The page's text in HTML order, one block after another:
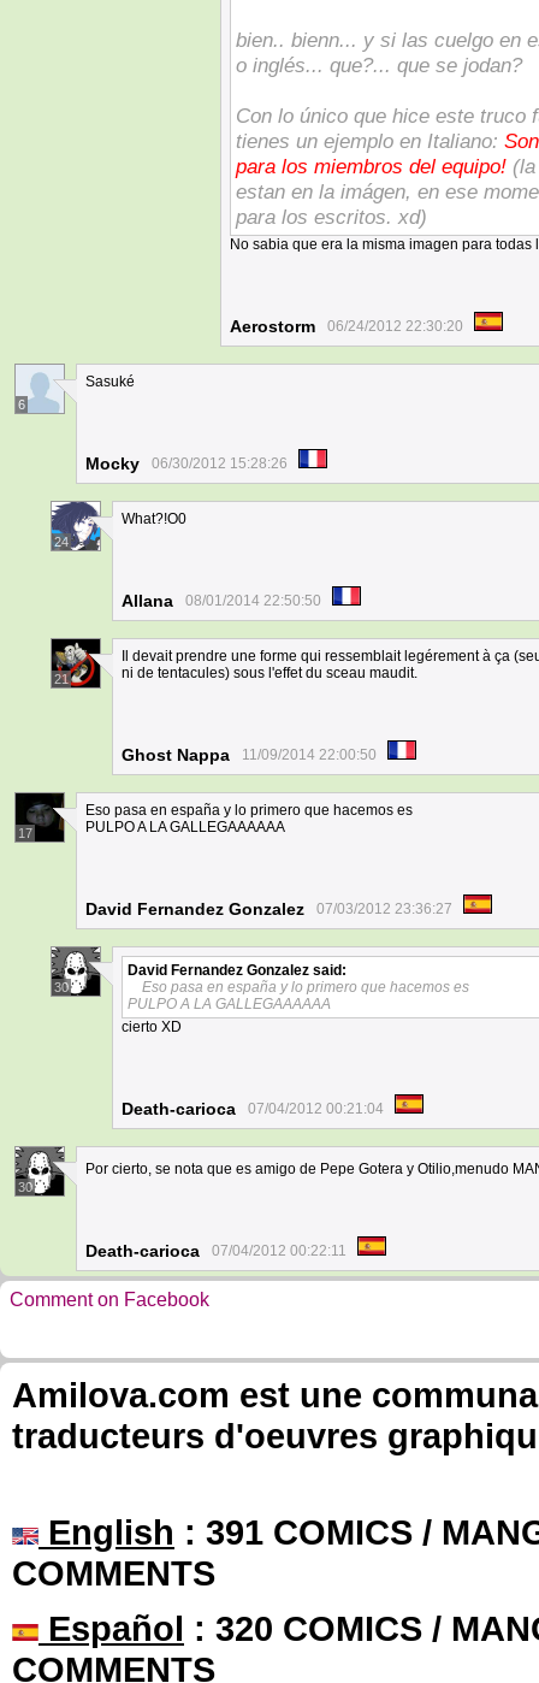
bien.. bienn... y si las cuelgo en
o inglés... que?... que se jodan?
Con lo único que hice este truco
tienes un ejemplo en Italiano:
para los miembros del equipo!
estan en la imágen, en ese
para los escritos. xd)
No sabia que era la misma imagen para todas
Aerostorm 06/24/2012 22:30:20
6
Sasuké
Mocky 06/30/2012 15:28:26
24
What?!O0
Allana 08/01/2014 22:50:50
21
Il devait prendre une forme qui ressemblait legérement à ça
ni de tentacules) sous l'effet du sceau maudit.
Ghost Nappa 11/09/2014 22:00:50
17
Eso pasa en españa y lo primero que hacemos es
PULPO A LA GALLEGAAAAAA
David Fernandez Gonzalez 07/03/2012 23:36:27
30
David Fernandez Gonzalez said:
Eso pasa en españa y lo primero que hacemos es
PULPO A LA GALLEGAAAAAA
cierto XD
Death-carioca 07/04/2012 00:21:04
30
Por cierto, se nota que es amigo de Pepe Gotera y Otilio,menudo
Death-carioca 07/04/2012 00:22:11
Comment on Facebook
Amilova.com est une
traducteurs d'oeuvres
English : 391 COMICS /
COMMENTS
Español : 320 COMICS /
COMMENTS